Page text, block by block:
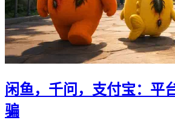
闲鱼，千问，支付宝：平
骗